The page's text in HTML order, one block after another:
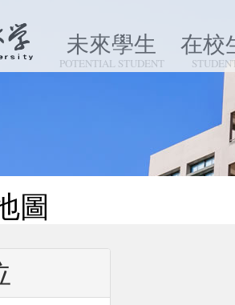
未來學生
POTENTIAL STUDENT
在校
圖